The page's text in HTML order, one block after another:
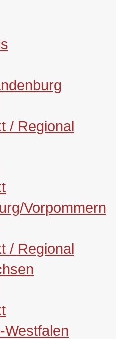
/ Regional
Vorpommern
/ Regional
Westfalen